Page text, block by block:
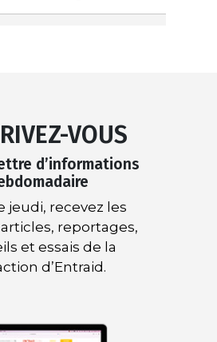
VOUS
d’informations
jeudi, recevez les
reportages,
et essais de la
d’Entraid.